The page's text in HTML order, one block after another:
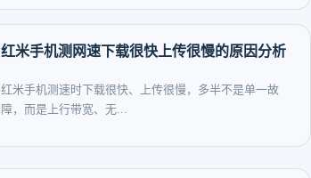
红米手机测网速下载很快上传很慢的原因分析
红米手机测速时下载很快、上传很慢，多半不是单一故
障，而是上行带宽、无...